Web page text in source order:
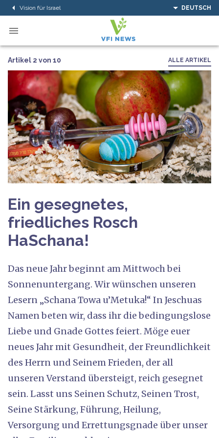
Vision für Israel DEUTSCH
Artikel 2 von 10 ALLE ARTIKEL
Ein gesegnetes,
friedliches Rosch
HaSchana!
Das neue Jahr beginnt am Mittwoch bei
Sonnenuntergang. Wir wünschen unseren
Lesern „Schana Towa u’Metuka!“ In Jeschuas
Namen beten wir, dass ihr die bedingungslose
Liebe und Gnade Gottes feiert. Möge euer
neues Jahr mit Gesundheit, der Freundlichkeit
des Herrn und Seinem Frieden, der all
unseren Verstand übersteigt, reich gesegnet
sein. Lasst uns Seinen Schutz, Seinen Trost,
Seine Stärkung, Führung, Heilung,
Versorgung und Errettungsgnade über unser